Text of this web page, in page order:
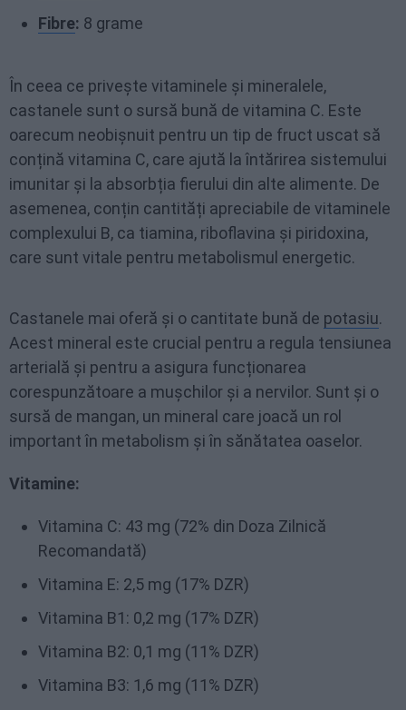
Fibre: 8 grame
În ceea ce privește vitaminele și mineralele,
castanele sunt o sursă bună de vitamina C. Este
oarecum neobișnuit pentru un tip de fruct uscat să
conțină vitamina C, care ajută la întărirea sistemului
imunitar și la absorbția fierului din alte alimente. De
asemenea, conțin cantități apreciabile de vitaminele
complexului B, ca tiamina, riboflavina și piridoxina,
care sunt vitale pentru metabolismul energetic.
Castanele mai oferă și o cantitate bună de potasiu.
Acest mineral este crucial pentru a regula tensiunea
arterială și pentru a asigura funcționarea
corespunzătoare a mușchilor și a nervilor. Sunt și o
sursă de mangan, un mineral care joacă un rol
important în metabolism și în sănătatea oaselor.
Vitamine:
Vitamina C: 43 mg (72% din Doza Zilnică
Recomandată)
Vitamina E: 2,5 mg (17% DZR)
Vitamina B1: 0,2 mg (17% DZR)
Vitamina B2: 0,1 mg (11% DZR)
Vitamina B3: 1,6 mg (11% DZR)